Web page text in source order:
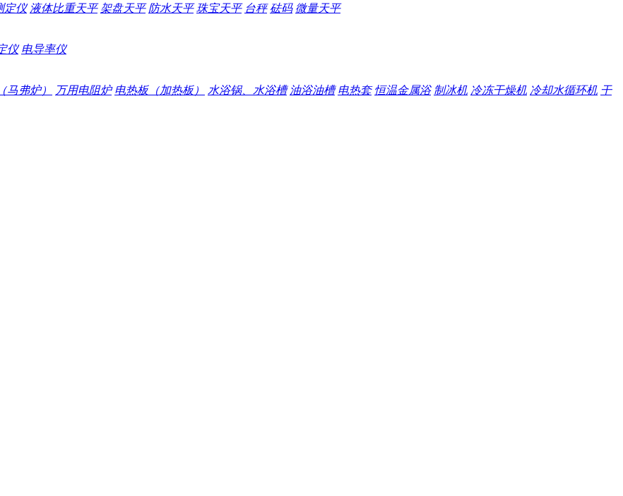
定仪 液体比重天平 架盘天平 防水天平 珠宝天平 台秤 砝码 微量天平
仪 电导率仪
马弗炉） 万用电阻炉 电热板（加热板） 水浴锅、水浴槽 油浴油槽 电热套 恒温金属浴 制冰机 冷冻干燥机 冷却水循环机 干